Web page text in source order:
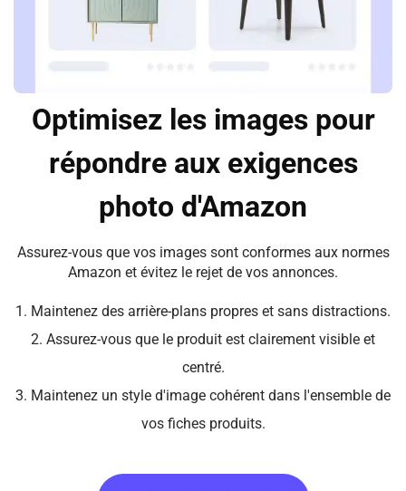
Optimisez les images pour
répondre aux exigences
photo d'Amazon
Assurez-vous que vos images sont conformes aux normes
Amazon et évitez le rejet de vos annonces.
1. Maintenez des arrière-plans propres et sans distractions.
2. Assurez-vous que le produit est clairement visible et
centré.
3. Maintenez un style d'image cohérent dans l'ensemble de
vos fiches produits.